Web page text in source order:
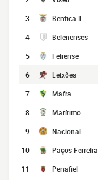
3 Benfica II
4 Belenenses
5 Feirense
6 Leixões
7
Mafra
8 Marítimo
9 Nacional
10 Paços Ferreira
11 Penafiel